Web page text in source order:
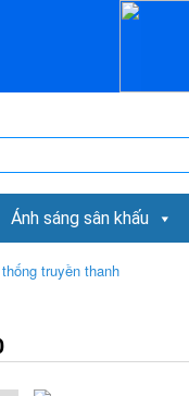
Ánh sáng sân khấu
truyền thanh